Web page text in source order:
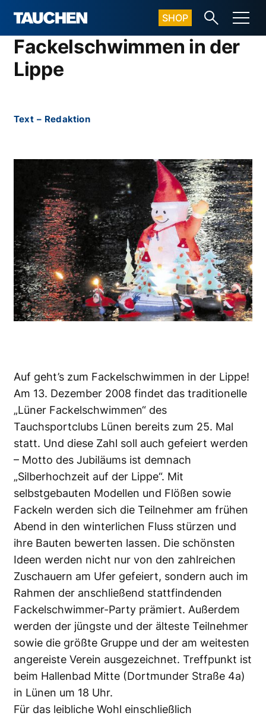
SHOP
Fackelschwimmen in der
Lippe
Text – Redaktion
Auf geht’s zum Fackelschwimmen in der Lippe!
Am 13. Dezember 2008 findet das traditionelle
„Lüner Fackelschwimmen“ des
Tauchsportclubs Lünen bereits zum 25. Mal
statt. Und diese Zahl soll auch gefeiert werden
– Motto des Jubiläums ist demnach
„Silberhochzeit auf der Lippe“. Mit
selbstgebauten Modellen und Flößen sowie
Fackeln werden sich die Teilnehmer am frühen
Abend in den winterlichen Fluss stürzen und
ihre Bauten bewerten lassen. Die schönsten
Ideen werden nicht nur von den zahlreichen
Zuschauern am Ufer gefeiert, sondern auch im
Rahmen der anschließend stattfindenden
Fackelschwimmer-Party prämiert. Außerdem
werden der jüngste und der älteste Teilnehmer
sowie die größte Gruppe und der am weitesten
angereiste Verein ausgezeichnet. Treffpunkt ist
beim Hallenbad Mitte (Dortmunder Straße 4a)
in Lünen um 18 Uhr.
Für das leibliche Wohl einschließlich